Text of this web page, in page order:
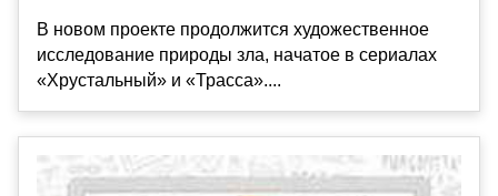
В новом проекте продолжится художественное
исследование природы зла, начатое в сериалах
«Хрустальный» и «Трасса»....